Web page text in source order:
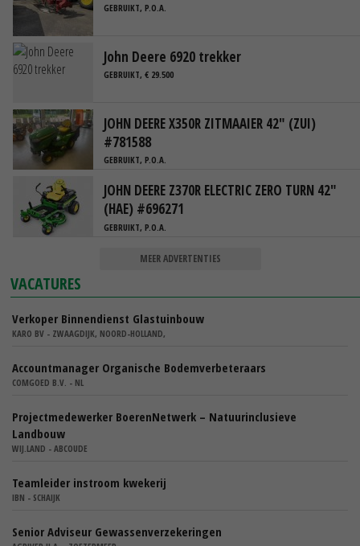
GEBRUIKT, P.O.A.
John Deere 6920 trekker
GEBRUIKT, € 29.500
JOHN DEERE X350R ZITMAAIER 42" (ZUI)
#781588
GEBRUIKT, P.O.A.
JOHN DEERE Z370R ELECTRIC ZERO TURN 42"
(HAE) #696271
GEBRUIKT, P.O.A.
MEER ADVERTENTIES
VACATURES
Verkoper Binnendienst Glastuinbouw
KARO BV - ZWAAGDIJK, NOORD-HOLLAND,
Accountmanager Organische Bodemverbeteraars
COMGOED B.V. - NL
Projectmedewerker BoerenNetwerk – Natuurinclusieve
Landbouw
WIJ.LAND - ABCOUDE
Teamleider instroom kwekerij
IBN - SCHAIJK
Senior Adviseur Gewassenverzekeringen